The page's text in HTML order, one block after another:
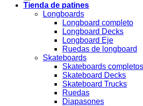
Tienda de patines
Longboards
Longboard completo
Longboard Decks
Longboard Eje
Ruedas de longboard
Skateboards
Skateboards completos
Skateboard Decks
Skateboard Trucks
Ruedas
Diapasones